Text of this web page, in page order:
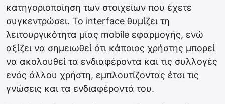
κατηγοριοποίηση των στοιχείων που έχετε
συγκεντρώσει. Το interface θυμίζει τη
λειτουργικότητα μίας mobile εφαρμογής, ενώ
αξίζει να σημειωθεί ότι κάποιος χρήστης μπορεί
να ακολουθεί τα ενδιαφέροντα και τις συλλογές
ενός άλλου χρήστη, εμπλουτίζοντας έτσι τις
γνώσεις και τα ενδιαφέροντά του.